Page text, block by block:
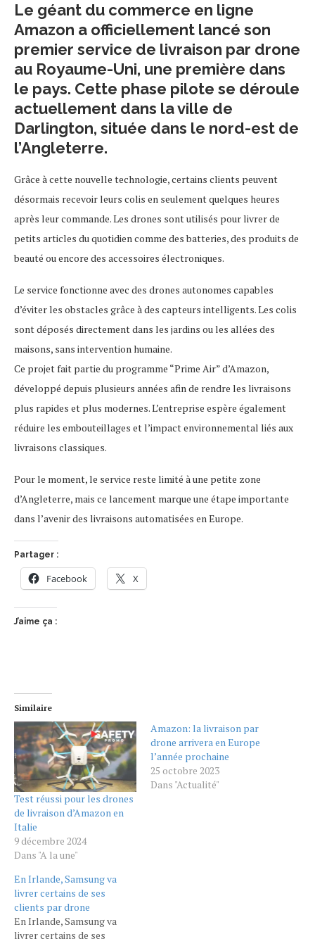
Le géant du commerce en ligne
Amazon⁠ a officiellement lancé son
premier service de livraison par drone
au Royaume-Uni, une première dans
le pays. Cette phase pilote se déroule
actuellement dans la ville de
Darlington, située dans le nord-est de
l’Angleterre.
Grâce à cette nouvelle technologie, certains clients peuvent
désormais recevoir leurs colis en seulement quelques heures
après leur commande. Les drones sont utilisés pour livrer de
petits articles du quotidien comme des batteries, des produits de
beauté ou encore des accessoires électroniques.
Le service fonctionne avec des drones autonomes capables
d’éviter les obstacles grâce à des capteurs intelligents. Les colis
sont déposés directement dans les jardins ou les allées des
maisons, sans intervention humaine.
Ce projet fait partie du programme “Prime Air” d’Amazon,
développé depuis plusieurs années afin de rendre les livraisons
plus rapides et plus modernes. L’entreprise espère également
réduire les embouteillages et l’impact environnemental liés aux
livraisons classiques.
Pour le moment, le service reste limité à une petite zone
d’Angleterre, mais ce lancement marque une étape importante
dans l’avenir des livraisons automatisées en Europe.
Partager :
Facebook X
J’aime ça :
Similaire
Test réussi pour les drones
de livraison d’Amazon en
Italie
9 décembre 2024
Dans "A la une"
Amazon: la livraison par
drone arrivera en Europe
l’année prochaine
25 octobre 2023
Dans "Actualité"
En Irlande, Samsung va
livrer certains de ses
clients par drone
En Irlande, Samsung va
livrer certains de ses